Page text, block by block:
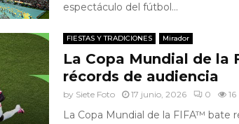
espectáculo del fútbol...
FIESTAS Y TRADICIONES Mirador
La Copa Mundial de la
récords de audiencia
by Siete Foto 17 junio, 2026 0 16
La Copa Mundial de la FIFA™ bate